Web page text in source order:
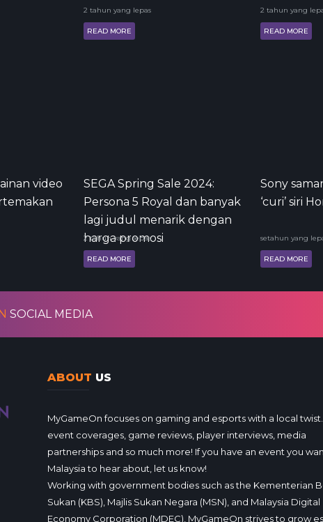
2 tahun yang lepas
READ MORE
2 tahun yang
READ MORE
video
SEGA Spring Sale 2024:
Persona 5 Royal dan banyak
lagi judul menarik dengan
harga promosi
2 tahun yang lepas
READ MORE
Sony
‘curi’ siri
setahun yang
READ MORE
SOCIAL MEDIA
ABOUT US
MyGameOn focuses on gaming and esports with a local
event coverages, game reviews, player interviews, media
partnerships and so much more! If you have an event you
Malaysia to hear about, let us know!
Working with government bodies such as the Kementerian
Sukan (KBS), Majlis Sukan Negara (MSN), and Malaysia Digital
Economy Corporation (MDEC), MyGameOn strives to grow